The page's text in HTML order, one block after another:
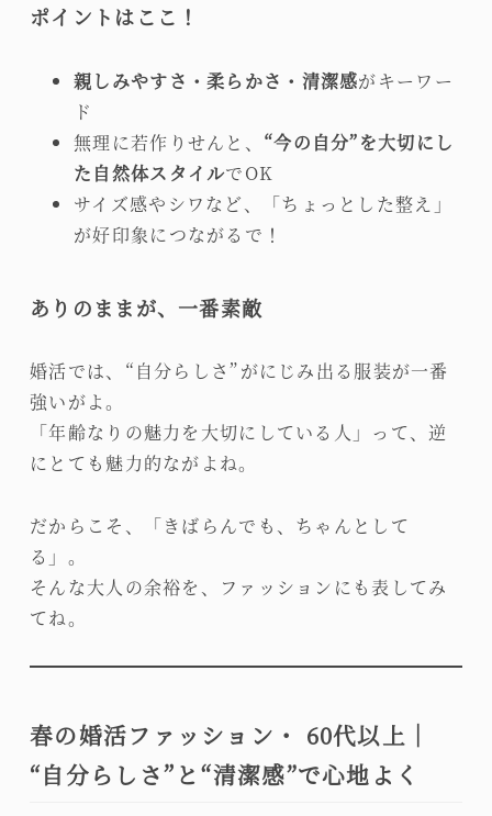
ポイントはここ！
親しみやすさ・柔らかさ・清潔感がキーワー
ド
無理に若作りせんと、 “今の自分”を大切にし
た自然体スタイルでOK
サイズ感やシワなど、「ちょっとした整え」
が好印象につながるで！
ありのままが、一番素敵
婚活では、“自分らしさ”がにじみ出る服装が一番
強いがよ。
「年齢なりの魅力を大切にしている人」って、逆
にとても魅力的ながよね。
だからこそ、「きばらんでも、ちゃんとして
る」。
そんな大人の余裕を、ファッションにも表してみ
てね。
春の婚活ファッション・ 60代以上｜
“自分らしさ”と“清潔感”で心地よく